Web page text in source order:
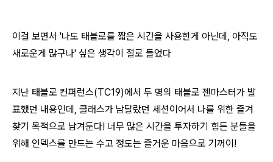
이걸 보면서 '나도 태블로를 짧은 시간을 사용한게 아닌데, 아직도
새로운게 많구나' 싶은 생각이 절로 들었다
지난 태블로 컨퍼런스(TC19)에서 두 명의 태블로 젠마스터가 발
표했던 내용인데, 클래스가 남달랐던 세션이어서 나를 위한 즐겨
찾기 목적으로 남겨둔다! 너무 많은 시간을 투자하기 힘든 분들을
위해 인덱스를 만드는 수고 정도는 즐거운 마음으로 기꺼이!